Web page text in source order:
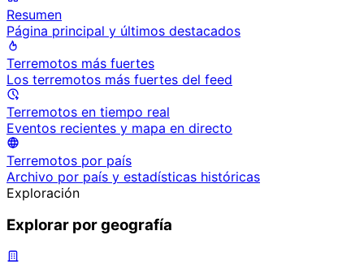
Resumen
Página principal y últimos destacados
Terremotos más fuertes
Los terremotos más fuertes del feed
Terremotos en tiempo real
Eventos recientes y mapa en directo
Terremotos por país
Archivo por país y estadísticas históricas
Exploración
Explorar por geografía